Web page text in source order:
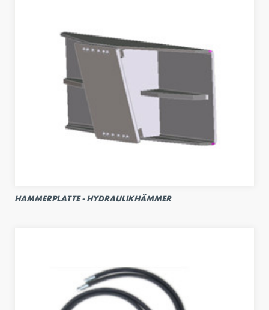
HAMMERPLATTE - HYDRAULIKHÄMMER